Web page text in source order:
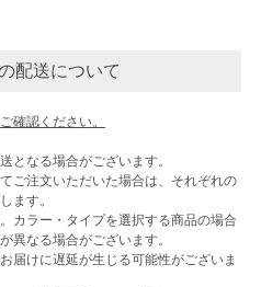
配送について
確認ください。
となる場合がございます。
ご注文いただいた場合は、それぞれの
ます。
カラー・タイプを選択する商品の場合
異なる場合がございます。
届けに遅延が生じる可能性がございま